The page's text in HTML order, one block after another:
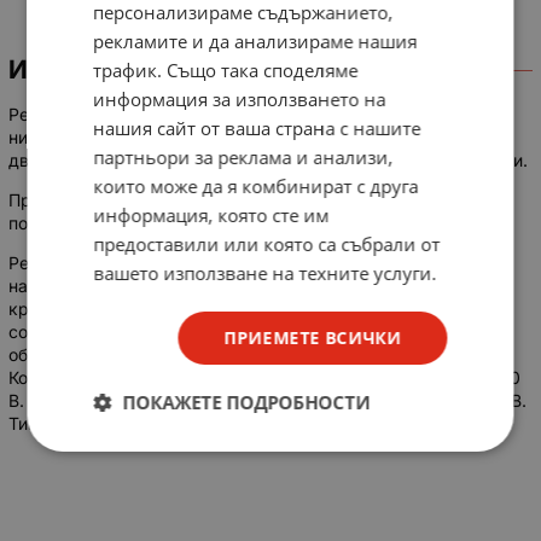
ИНФОРМАЦИЯ
Реле РЭН33 РФ4.510.021-00.04 электромагнитное
низкочастотное, нейтральное, одностабильное,
двухпозиционное, с четырьмя переключающими контактами.
Предназначено для коммутации электрических цепей
постоянного и переменного тока частотой от 50 до 1000 Гц.
Реле РЭН33 выпускаются со штыревыми выводами для
навесного монтажа на печатную плату (в отверстия) и для
крепления к плате гайками. Используются для работы в
составе электронных схем управления коммутацией в
оборудовании общего и специального назначения.
Коммутирует токи от 0,1 до 10 А при напряжении от 6 до 220
В. Питание от источника постоянного тока напряжением 27 В.
Тип корпуса - металлический, герметичный.
персонализираме съдържанието,
рекламите и да анализираме нашия
трафик. Също така споделяме
информация за използването на
нашия сайт от ваша страна с нашите
партньори за реклама и анализи,
които може да я комбинират с друга
информация, която сте им
предоставили или която са събрали от
вашето използване на техните услуги.
ПРИЕМЕТЕ ВСИЧКИ
ПОКАЖЕТЕ ПОДРОБНОСТИ